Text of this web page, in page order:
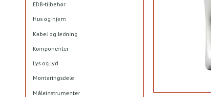
EDB-tilbehør
Hus og hjem
Kabel og ledning
Komponenter
Lys og lyd
Monteringsdele
Måleinstrumenter